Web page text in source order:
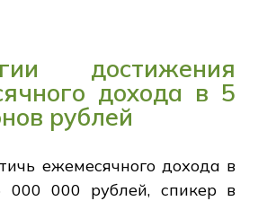
достижения
дохода в 5
рублей
ежемесячного дохода в
000 000 рублей, спикер в